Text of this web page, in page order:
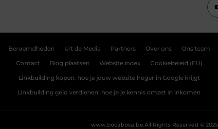
Beroemdheden Uit de Media Partners Over ons Ons team
Contact Blog plaatsen Website index Cookiebeleid (EU)
Linkbuilding kopen: hoe je jouw website hoger in Google krijgt
Linkbuilding geld verdienen: hoe je je kennis omzet in inkomen
All Rights Reserved © 2025
www.bocaboca.be.